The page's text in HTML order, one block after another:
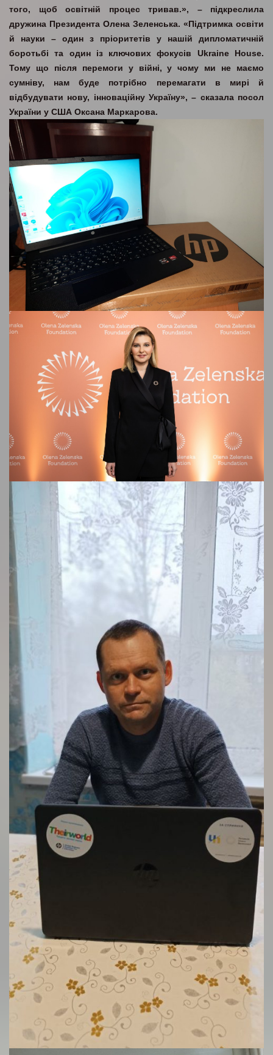
того, щоб освітній процес тривав.», – підкреслила
дружина Президента Олена Зеленська. «Підтримка освіти
й науки – один з пріоритетів у нашій дипломатичній
боротьбі та один із ключових фокусів Ukraine House.
Тому що після перемоги у війні, у чому ми не маємо
сумніву, нам буде потрібно перемагати в мирі й
відбудувати нову, інноваційну Україну», – сказала посол
України у США Оксана Маркарова.